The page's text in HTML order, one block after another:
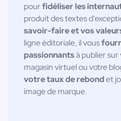
pourfidéliser les
produit des textes
savoir-faire et vos
ligne éditoriale, il vous
passionnantsà publier
magasin virtuel ou votre
votre taux de rebondet
image de marque.